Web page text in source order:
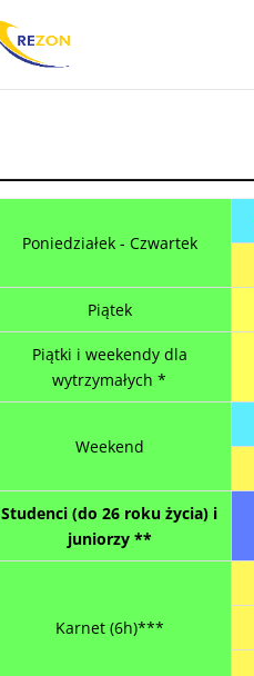
Poniedziałek - Czwartek
Piątek
Piątki i weekendy dla
wytrzymałych *
Weekend
Studenci (do 26 roku życia) i
juniorzy **
Karnet (6h)***